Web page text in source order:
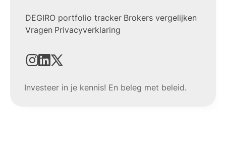
DEGIRO portfolio tracker Brokers vergelijken
Vragen Privacyverklaring
Investeer in je kennis! En beleg met beleid.